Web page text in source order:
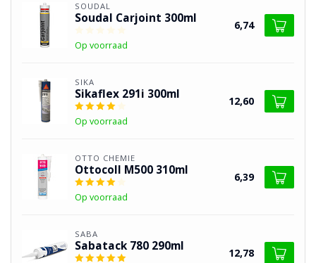
SOUDAL
Soudal Carjoint 300ml
Op voorraad
6,74
SIKA
Sikaflex 291i 300ml
Op voorraad
12,60
OTTO CHEMIE
Ottocoll M500 310ml
Op voorraad
6,39
SABA
Sabatack 780 290ml 12,78